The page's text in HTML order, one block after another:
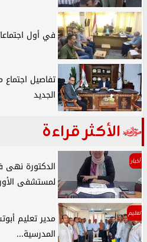
في أول
تفاصيل
الجديد
الأكثر قراءة
أخبار
الدكتورة نهى
لمستشفى
تعليم
مدير تعليم
المدرسية...